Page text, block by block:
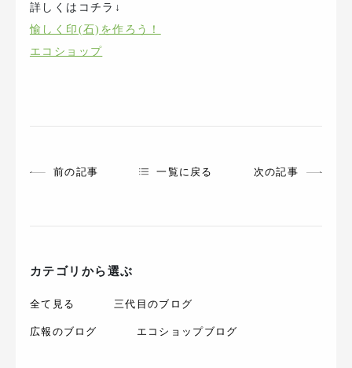
詳しくはコチラ↓
愉しく印(石)を作ろう！
エコショップ
前の記事 一覧に戻る 次の記事
カテゴリから選ぶ
全て見る 三代目のブログ
広報のブログ エコショップブログ